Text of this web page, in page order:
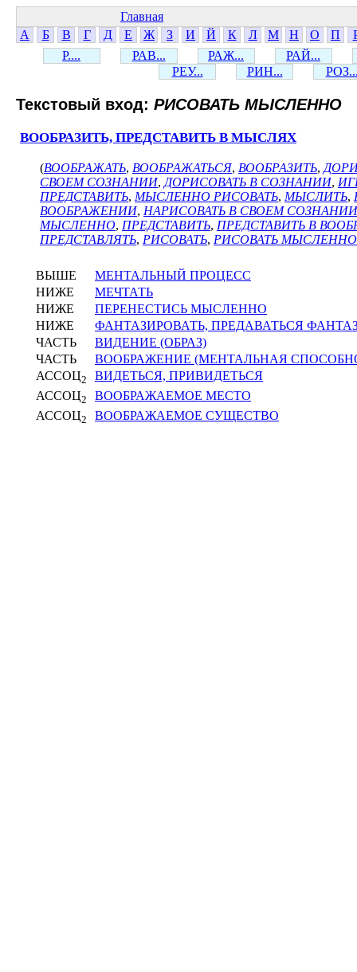
Главная
А
Б В Г Д Е Ж З И Й К Л М Н О П
Р....
РАВ... РАЖ...
РАЙ...
РЕУ...
РИН...
Текстовый вход: РИСОВАТЬ МЫСЛЕННО
ВООБРАЗИТЬ, ПРЕДСТАВИТЬ В МЫСЛЯХ
(ВООБРАЖАТЬ, ВООБРАЖАТЬСЯ, ВООБРАЗИТЬ,
СВОЕМ СОЗНАНИИ, ДОРИСОВАТЬ В СОЗНАНИИ,
ПРЕДСТАВИТЬ, МЫСЛЕННО РИСОВАТЬ, МЫСЛИТЬ,
ВООБРАЖЕНИИ, НАРИСОВАТЬ В СВОЕМ СОЗНАНИИ
МЫСЛЕННО, ПРЕДСТАВИТЬ, ПРЕДСТАВИТЬ В
ПРЕДСТАВЛЯТЬ, РИСОВАТЬ, РИСОВАТЬ МЫСЛЕННО
ВЫШЕ
МЕНТАЛЬНЫЙ ПРОЦЕСС
НИЖЕ
МЕЧТАТЬ
НИЖЕ
ПЕРЕНЕСТИСЬ МЫСЛЕННО
НИЖЕ
ФАНТАЗИРОВАТЬ, ПРЕДАВАТЬСЯ
ЧАСТЬ
ВИДЕНИЕ (ОБРАЗ)
ЧАСТЬ
ВООБРАЖЕНИЕ (МЕНТАЛЬНАЯ
АССОЦ2
ВИДЕТЬСЯ, ПРИВИДЕТЬСЯ
АССОЦ2
ВООБРАЖАЕМОЕ МЕСТО
АССОЦ2 ВООБРАЖАЕМОЕ СУЩЕСТВО